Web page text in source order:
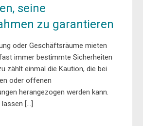
seine
zu garantieren
oder Geschäftsräume mieten
immer bestimmte Sicherheiten
zählt einmal die Kaution, die bei
oder offenen
herangezogen werden kann.
[…]